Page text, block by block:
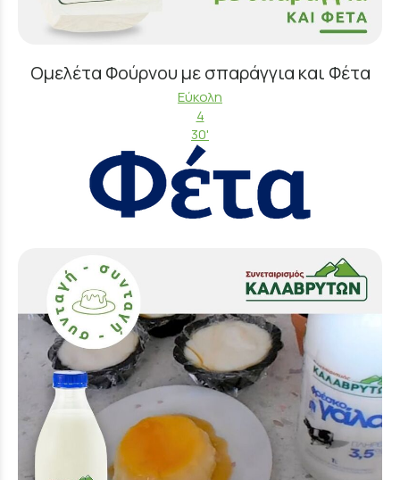
Ομελέτα Φούρνου με σπαράγγια και Φέτα
Εύκολη
4
30'